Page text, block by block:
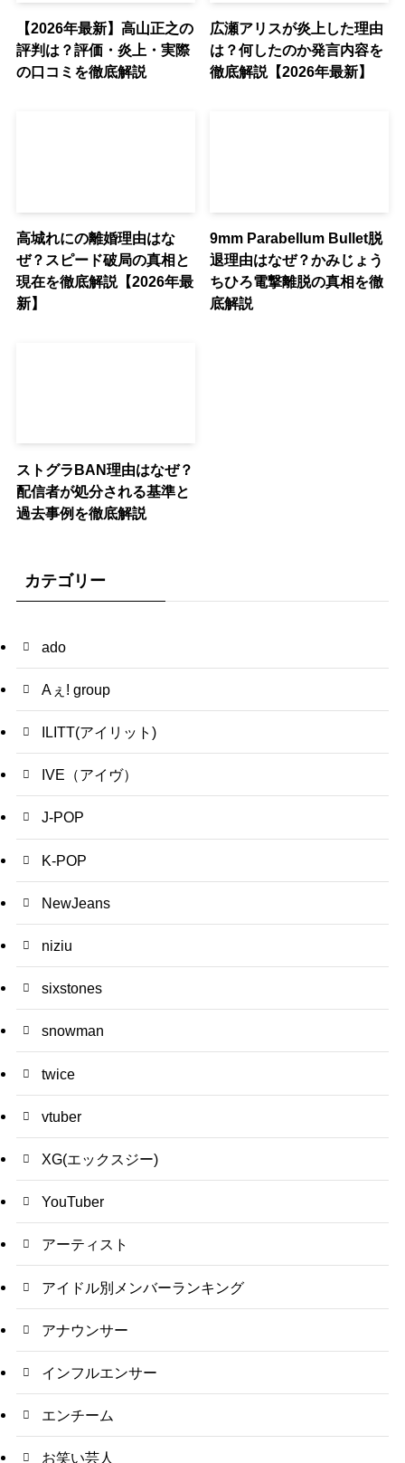
【2026年最新】高山正之の
評判は？評価・炎上・実際
の口コミを徹底解説
広瀬アリスが炎上した理由
は？何したのか発言内容を
徹底解説【2026年最新】
高城れにの離婚理由はな
ぜ？スピード破局の真相と
現在を徹底解説【2026年最
新】
9mm Parabellum Bullet脱
退理由はなぜ？かみじょう
ちひろ電撃離脱の真相を徹
底解説
ストグラBAN理由はなぜ？
配信者が処分される基準と
過去事例を徹底解説
カテゴリー
ado
Aぇ! group
ILITT(アイリット)
IVE（アイヴ）
J-POP
K-POP
NewJeans
niziu
sixstones
snowman
twice
vtuber
XG(エックスジー)
YouTuber
アーティスト
アイドル別メンバーランキング
アナウンサー
インフルエンサー
エンチーム
お笑い芸人